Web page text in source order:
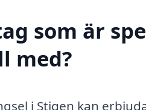
som är
med?
i Stigen kan